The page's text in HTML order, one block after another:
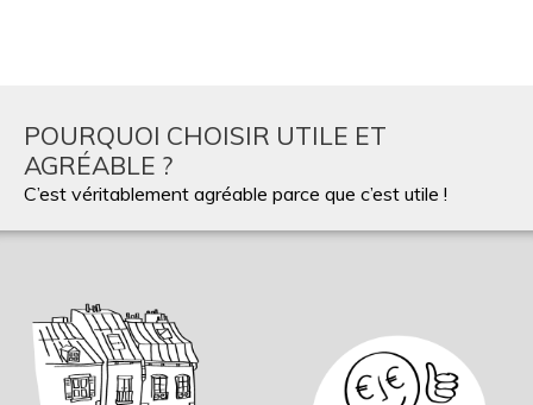
POURQUOI CHOISIR UTILE ET
AGRÉABLE ?
C’est véritablement agréable parce que c’est utile !